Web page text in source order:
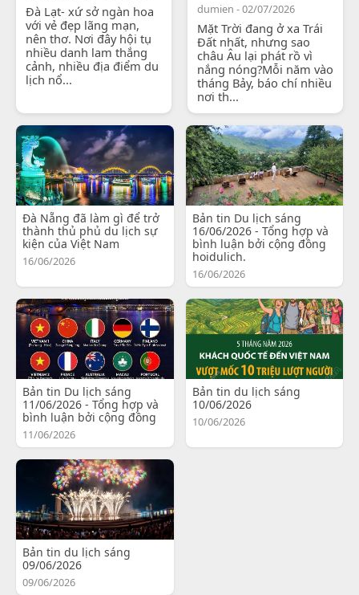
Đà Lạt- xứ sở ngàn hoa
với vẻ đẹp lãng mạn,
nên thơ. Nơi đây hội tụ
nhiều danh lam thắng
cảnh, nhiều địa điểm du
lịch nổ...
dumien - 02/07/2026
Mặt Trời đang ở xa Trái
Đất nhất, nhưng sao
châu Âu lại phát rồ vì
nắng nóng?Mỗi năm vào
tháng Bảy, báo chí nhiều
nơi th...
Đà Nẵng đã làm gì để trở
thành thủ phủ du lịch sự
kiện của Việt Nam
16/06/2026
Bản tin Du lịch sáng
16/06/2026 - Tổng hợp và
bình luận bởi cộng đồng
hoidulich.
16/06/2026
Bản tin Du lịch sáng
11/06/2026 - Tổng hợp và
bình luận bởi cộng đồng
11/06/2026
Bản tin du lịch sáng
10/06/2026
10/06/2026
Bản tin du lịch sáng
09/06/2026
09/06/2026